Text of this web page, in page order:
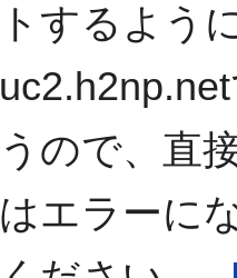
トするよう
うので、直
はエラーに